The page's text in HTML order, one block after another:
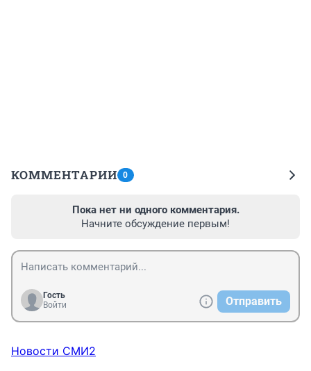
КОММЕНТАРИИ 0
Пока нет ни одного комментария.
Начните обсуждение первым!
Гость
Войти
Отправить
Новости СМИ2